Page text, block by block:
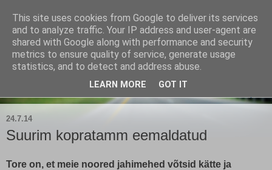
Kärla Jahimeeste Selts
Blogi Saaremaa keskpaiga jahimeeste tegemistest
24.7.14
Suurim kopratamm eemaldatud
Tore on, et meie noored jahimehed võtsid kätte ja
This site uses cookies from Google to deliver its services
and to analyze traffic. Your IP address and user-agent are
shared with Google along with performance and security
metrics to ensure quality of service, generate usage
statistics, and to detect and address abuse.
LEARN MORE GOT IT